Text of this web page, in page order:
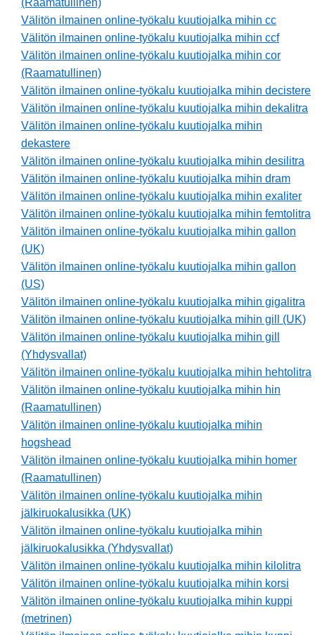
(Raamatullinen)
Välitön ilmainen online-työkalu kuutiojalka mihin cc
Välitön ilmainen online-työkalu kuutiojalka mihin ccf
Välitön ilmainen online-työkalu kuutiojalka mihin cor
(Raamatullinen)
Välitön ilmainen online-työkalu kuutiojalka mihin decistere
Välitön ilmainen online-työkalu kuutiojalka mihin dekalitra
Välitön ilmainen online-työkalu kuutiojalka mihin
dekastere
Välitön ilmainen online-työkalu kuutiojalka mihin desilitra
Välitön ilmainen online-työkalu kuutiojalka mihin dram
Välitön ilmainen online-työkalu kuutiojalka mihin exaliter
Välitön ilmainen online-työkalu kuutiojalka mihin femtolitra
Välitön ilmainen online-työkalu kuutiojalka mihin gallon
(UK)
Välitön ilmainen online-työkalu kuutiojalka mihin gallon
(US)
Välitön ilmainen online-työkalu kuutiojalka mihin gigalitra
Välitön ilmainen online-työkalu kuutiojalka mihin gill (UK)
Välitön ilmainen online-työkalu kuutiojalka mihin gill
(Yhdysvallat)
Välitön ilmainen online-työkalu kuutiojalka mihin hehtolitra
Välitön ilmainen online-työkalu kuutiojalka mihin hin
(Raamatullinen)
Välitön ilmainen online-työkalu kuutiojalka mihin
hogshead
Välitön ilmainen online-työkalu kuutiojalka mihin homer
(Raamatullinen)
Välitön ilmainen online-työkalu kuutiojalka mihin
jälkiruokalusikka (UK)
Välitön ilmainen online-työkalu kuutiojalka mihin
jälkiruokalusikka (Yhdysvallat)
Välitön ilmainen online-työkalu kuutiojalka mihin kilolitra
Välitön ilmainen online-työkalu kuutiojalka mihin korsi
Välitön ilmainen online-työkalu kuutiojalka mihin kuppi
(metrinen)